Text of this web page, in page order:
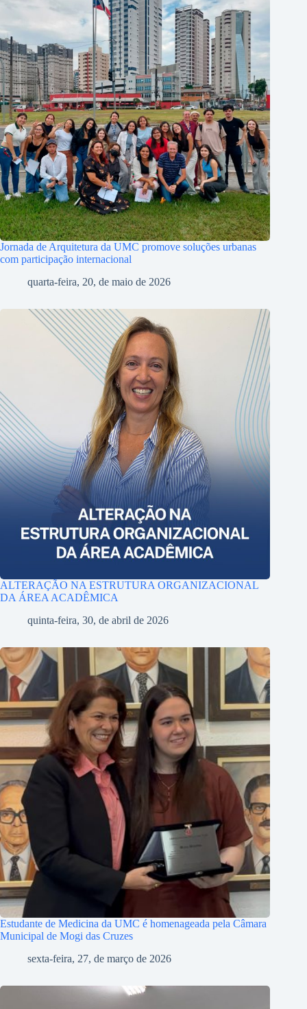
Jornada de Arquitetura da UMC promove soluções urbanas
com participação internacional
quarta-feira, 20, de maio de 2026
ALTERAÇÃO NA ESTRUTURA ORGANIZACIONAL
DA ÁREA ACADÊMICA
quinta-feira, 30, de abril de 2026
Estudante de Medicina da UMC é homenageada pela Câmara
Municipal de Mogi das Cruzes
sexta-feira, 27, de março de 2026